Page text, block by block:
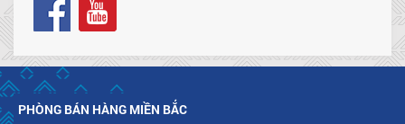
PHÒNG BÁN HÀNG MIỀN BẮC